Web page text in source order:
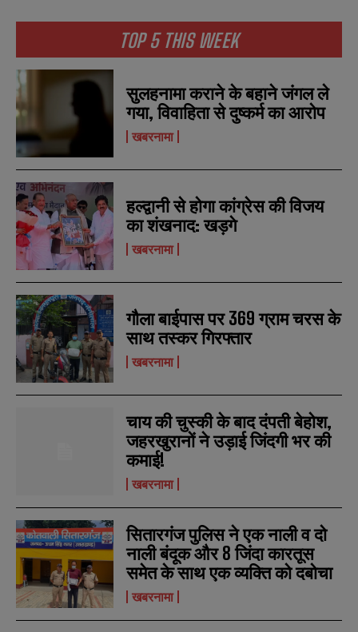
E
m
a
i
l
*
N
u
m
b
e
r
E
m
a
i
l
*
N
u
m
b
e
r
TOP 5 THIS WEEK
सुलहनामा कराने के बहाने जंगल ले
गया, विवाहिता से दुष्कर्म का आरोप
खबरनामा
हल्द्वानी से होगा कांग्रेस की विजय
का शंखनाद: खड़गे
खबरनामा
गौला बाईपास पर 369 ग्राम चरस के
साथ तस्कर गिरफ्तार
खबरनामा
चाय की चुस्की के बाद दंपती बेहोश,
जहरखुरानों ने उड़ाई जिंदगी भर की
कमाई!
खबरनामा
सितारगंज पुलिस ने एक नाली व दो
नाली बंदूक और 8 जिंदा कारतूस
समेत के साथ एक व्यक्ति को दबोचा
खबरनामा